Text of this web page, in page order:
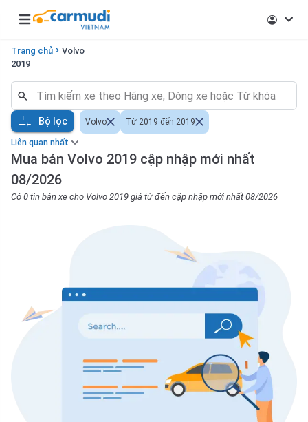
Open main menu
Trang chủ
Volvo
2019
Liên quan nhất
Mua bán Volvo 2019 cập nhập mới nhất
08/2026
Có 0 tin bán xe cho Volvo 2019 giá từ đến cập nhập mới nhất 08/2026
Bộ lọc Volvo Từ 2019 đến 2019